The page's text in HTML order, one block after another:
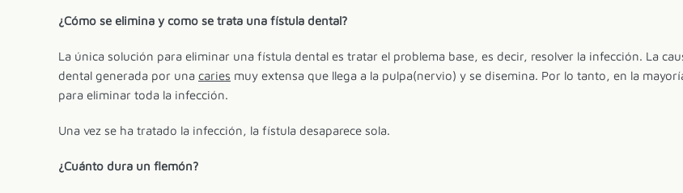
¿Cómo se elimina y como se trata una fístula dental?
La única solución para eliminar una fístula dental es tratar el problema base, es decir, resolver la infección. La
dental generada por una caries muy extensa que llega a la pulpa(nervio) y se disemina. Por lo tanto, en la
para eliminar toda la infección.
Una vez se ha tratado la infección, la fístula desaparece sola.
¿Cuánto dura un flemón?